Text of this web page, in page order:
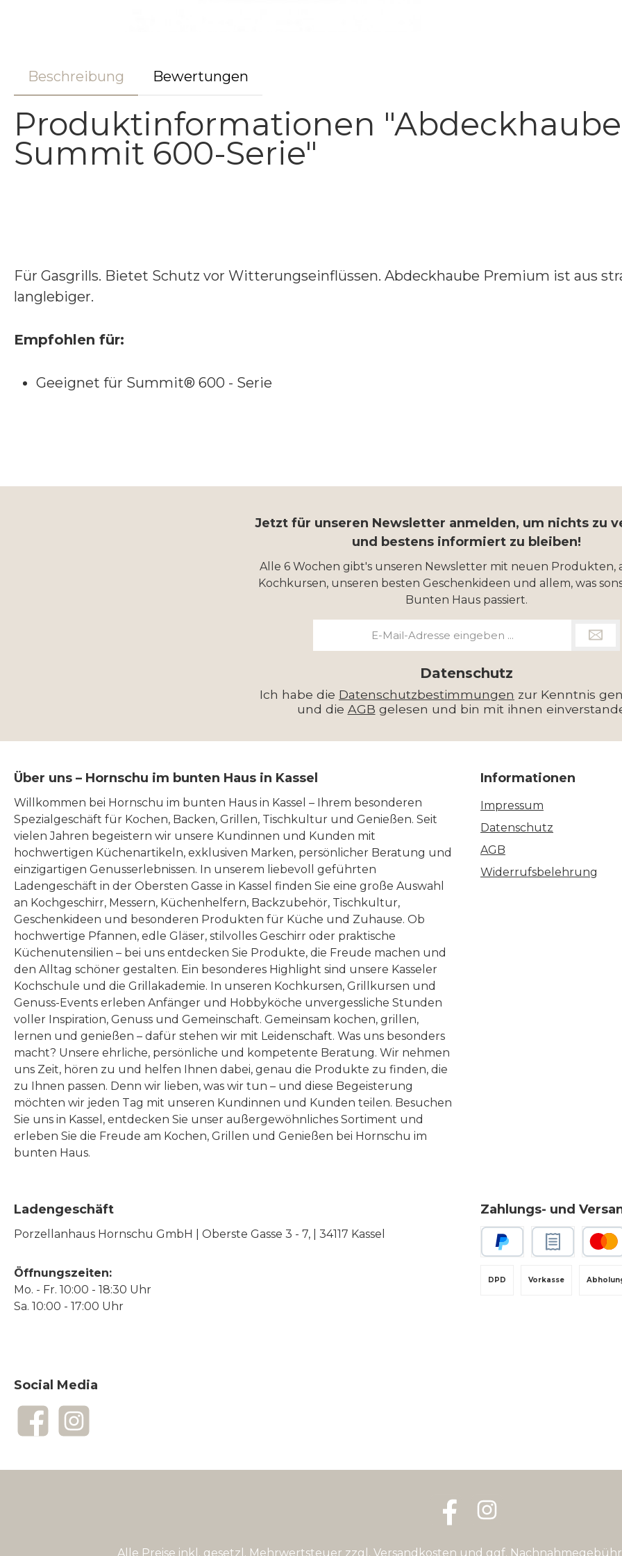
Beschreibung Bewertungen
Produktinformationen
Summit 600-Serie"
Für Gasgrills. Bietet Schutz vor Witterungseinflüssen. Abdeckhaube Premium ist aus
langlebiger.
Empfohlen für:
Geeignet für Summit® 600 - Serie
Jetzt für unseren Newsletter anmelden, um nichts zu
und bestens informiert zu bleiben!
Alle 6 Wochen gibt's unseren Newsletter mit neuen Produkten,
Kochkursen, unseren besten Geschenkideen und allem, was
Bunten Haus passiert.
Datenschutz
Ich habe die Datenschutzbestimmungen zur Kenntnis
und die AGB gelesen und bin mit ihnen
Über uns – Hornschu im bunten Haus in Kassel
Willkommen bei Hornschu im bunten Haus in Kassel – Ihrem besonderen
Spezialgeschäft für Kochen, Backen, Grillen, Tischkultur und Genießen. Seit
vielen Jahren begeistern wir unsere Kundinnen und Kunden mit
hochwertigen Küchenartikeln, exklusiven Marken, persönlicher Beratung und
einzigartigen Genusserlebnissen. In unserem liebevoll geführten
Ladengeschäft in der Obersten Gasse in Kassel finden Sie eine große Auswahl
an Kochgeschirr, Messern, Küchenhelfern, Backzubehör, Tischkultur,
Geschenkideen und besonderen Produkten für Küche und Zuhause. Ob
hochwertige Pfannen, edle Gläser, stilvolles Geschirr oder praktische
Küchenutensilien – bei uns entdecken Sie Produkte, die Freude machen und
den Alltag schöner gestalten. Ein besonderes Highlight sind unsere Kasseler
Kochschule und die Grillakademie. In unseren Kochkursen, Grillkursen und
Genuss-Events erleben Anfänger und Hobbyköche unvergessliche Stunden
voller Inspiration, Genuss und Gemeinschaft. Gemeinsam kochen, grillen,
lernen und genießen – dafür stehen wir mit Leidenschaft. Was uns besonders
macht? Unsere ehrliche, persönliche und kompetente Beratung. Wir nehmen
uns Zeit, hören zu und helfen Ihnen dabei, genau die Produkte zu finden, die
zu Ihnen passen. Denn wir lieben, was wir tun – und diese Begeisterung
möchten wir jeden Tag mit unseren Kundinnen und Kunden teilen. Besuchen
Sie uns in Kassel, entdecken Sie unser außergewöhnliches Sortiment und
erleben Sie die Freude am Kochen, Grillen und Genießen bei Hornschu im
bunten Haus.
Informationen
Impressum
Datenschutz
AGB
Widerrufsbelehrung
Ladengeschäft
Porzellanhaus Hornschu GmbH | Oberste Gasse 3 - 7, | 34117 Kassel
Öffnungszeiten:
Mo. - Fr. 10:00 - 18:30 Uhr
Sa. 10:00 - 17:00 Uhr
Zahlungs- und
Vorkasse
DPD
Social Media
FacebookInstagram
FacebookInstagram
Alle Preise inkl. gesetzl. Mehrwertsteuer zzgl. Versandkosten und ggf.